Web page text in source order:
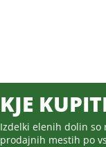
KJE
Izdelki elenih dolin so
prodajnih mestih po